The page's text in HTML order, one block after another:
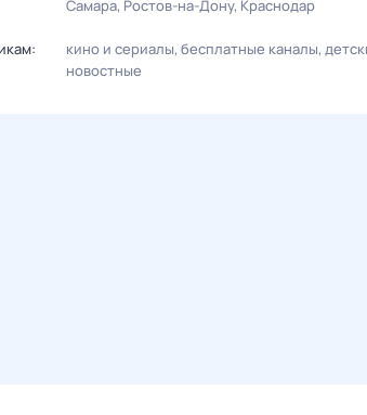
Самара Ростов-на-Дону Краснодар
кино и сериалы бесплатные каналы
новостные